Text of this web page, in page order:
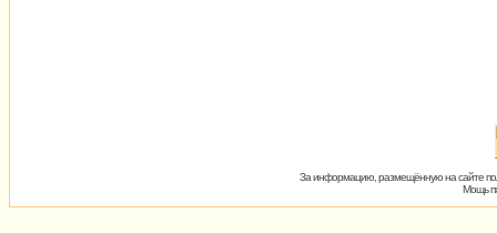
За информацию, размещённую на сайте
Мощь